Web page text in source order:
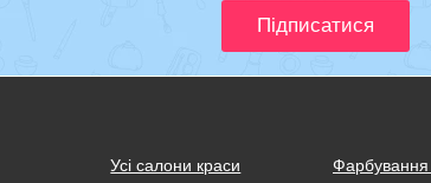
Усі салони краси
Фарбування